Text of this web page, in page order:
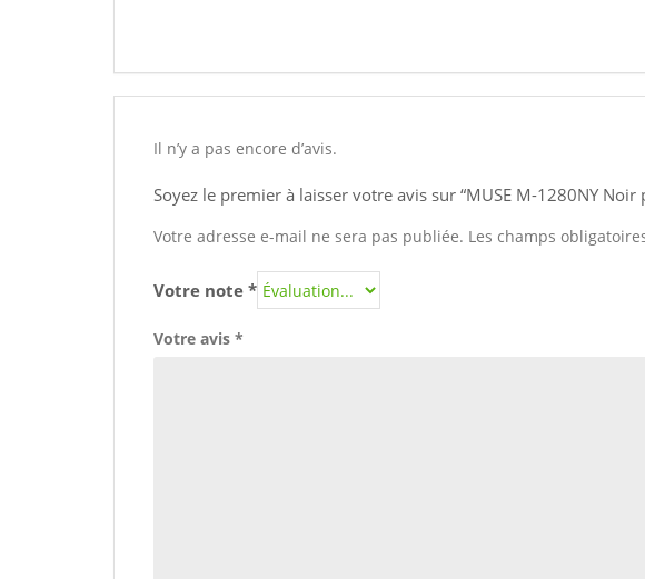
Il n’y a pas encore d’avis.
Soyez le premier à laisser votre avis sur “MUSE M-1280NY Noir
Votre adresse e-mail ne sera pas publiée. Les champs
Votre note *
Votre avis *